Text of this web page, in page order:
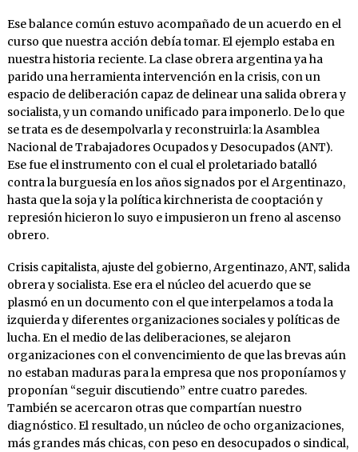
Ese balance común estuvo acompañado de un acuerdo en el
curso que nuestra acción debía tomar. El ejemplo estaba en
nuestra historia reciente. La clase obrera argentina ya ha
parido una herramienta intervención en la crisis, con un
espacio de deliberación capaz de delinear una salida obrera y
socialista, y un comando unificado para imponerlo. De lo que
se trata es de desempolvarla y reconstruirla: la Asamblea
Nacional de Trabajadores Ocupados y Desocupados (ANT).
Ese fue el instrumento con el cual el proletariado batalló
contra la burguesía en los años signados por el Argentinazo,
hasta que la soja y la política kirchnerista de cooptación y
represión hicieron lo suyo e impusieron un freno al ascenso
obrero.
Crisis capitalista, ajuste del gobierno, Argentinazo, ANT, salida
obrera y socialista. Ese era el núcleo del acuerdo que se
plasmó en un documento con el que interpelamos a toda la
izquierda y diferentes organizaciones sociales y políticas de
lucha. En el medio de las deliberaciones, se alejaron
organizaciones con el convencimiento de que las brevas aún
no estaban maduras para la empresa que nos proponíamos y
proponían “seguir discutiendo” entre cuatro paredes.
También se acercaron otras que compartían nuestro
diagnóstico. El resultado, un núcleo de ocho organizaciones,
más grandes más chicas, con peso en desocupados o sindical,